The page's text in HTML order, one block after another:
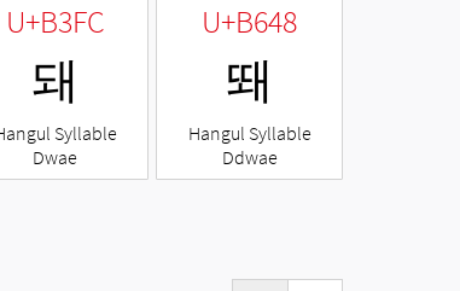
U+B3FC
돼
Syllable
Dwae
U+B648
뙈
Hangul Syllable
Ddwae